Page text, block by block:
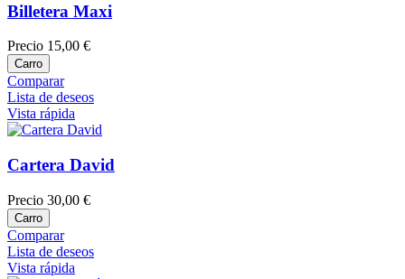
Billetera Maxi
Precio 15,00 €
Carro
Comparar
Lista de deseos
Vista rápida
Cartera David
Precio 30,00 €
Carro
Comparar
Lista de deseos
Vista rápida